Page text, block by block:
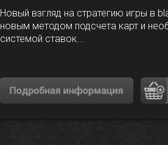
Новый взгляд на стратегию игры в
новым методом подсчета карт и
системой ставок...